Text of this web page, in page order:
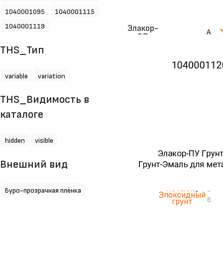
1040001095
1040001115
1040001119
THS_Тип
variable variation
THS_Видимость в
каталоге
hidden visible
Внешний вид
Буро-прозрачная плёнка
Элакор-
ЭД
металла,
Эпоксидный
грунт
А
и
0
1
9
6